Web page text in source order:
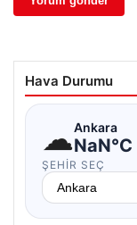
Hava Durumu
☁Ankara
NaN°C
ŞEHIR SEÇ